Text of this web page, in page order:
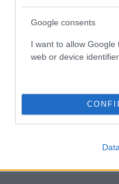
Google consents
I want to allow
web or device